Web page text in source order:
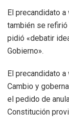
El precandidato
también se
pidió «debatir
Gobierno».
El precandidato
Cambio y
el pedido de
Constitución